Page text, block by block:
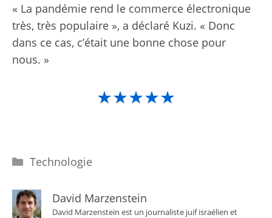
« La pandémie rend le commerce électronique
très, très populaire », a déclaré Kuzi. « Donc
dans ce cas, c’était une bonne chose pour
nous. »
★★★★★
Catégories
Technologie
David Marzenstein
David Marzenstein est un journaliste juif israélien et